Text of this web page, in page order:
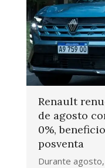
Renault
de agosto
0%,
posventa
Durante